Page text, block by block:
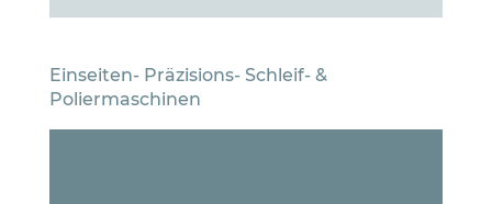
Einseiten- Präzisions- Schleif- &
Poliermaschinen